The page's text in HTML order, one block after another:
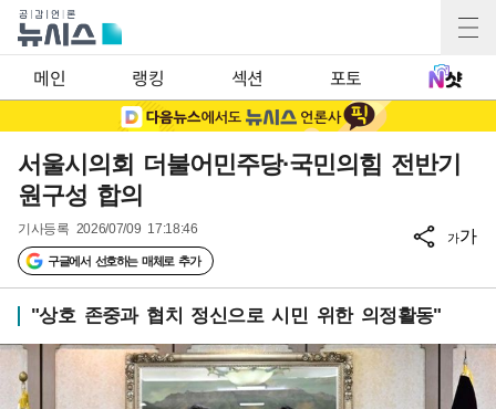
메인 랭킹 섹션 포토
서울시의회 더불어민주당·국민의힘 전반기
원구성 합의
기사등록 2026/07/09 17:18:46
구글에서 선호하는 매체로 추가
가가
"상호 존중과 협치 정신으로 시민 위한 의정활동"